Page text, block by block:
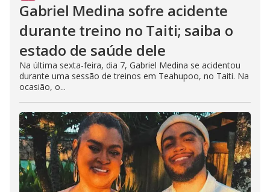
Gabriel Medina sofre acidente
durante treino no Taiti; saiba o
estado de saúde dele
Na última sexta-feira, dia 7, Gabriel Medina se acidentou
durante uma sessão de treinos em Teahupoo, no Taiti. Na
ocasião, o...